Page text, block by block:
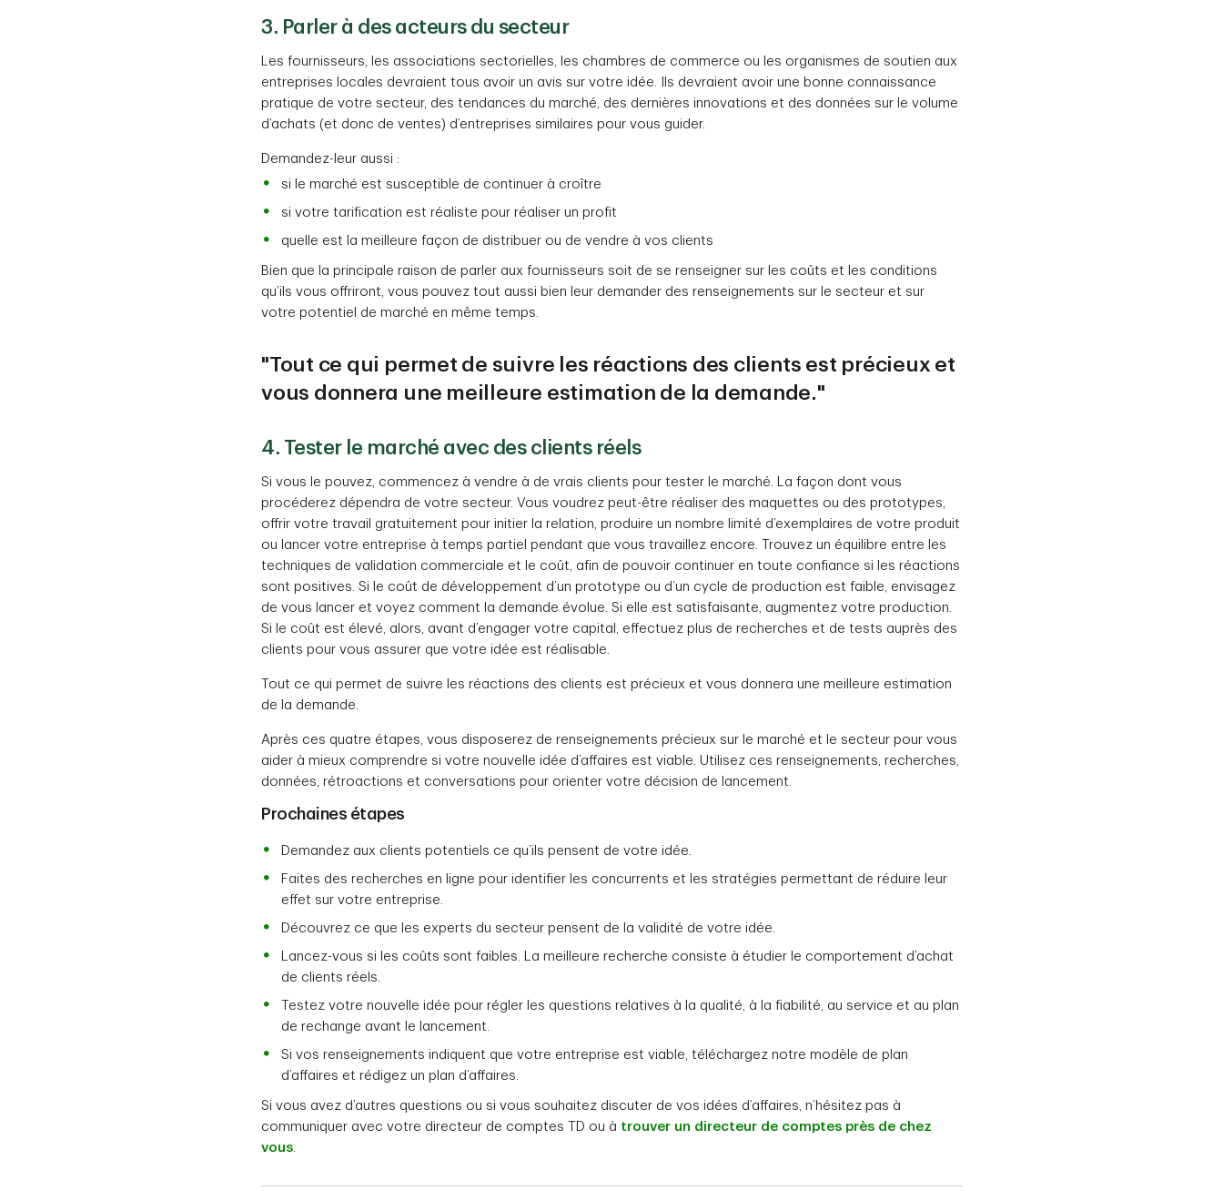
3. Parler à des acteurs du secteur
Les fournisseurs, les associations sectorielles, les chambres de commerce ou les organismes de soutien aux
entreprises locales devraient tous avoir un avis sur votre idée. Ils devraient avoir une bonne connaissance
pratique de votre secteur, des tendances du marché, des dernières innovations et des données sur le volume
d’achats (et donc de ventes) d’entreprises similaires pour vous guider.
Demandez-leur aussi :
si le marché est susceptible de continuer à croître
si votre tarification est réaliste pour réaliser un profit
quelle est la meilleure façon de distribuer ou de vendre à vos clients
Bien que la principale raison de parler aux fournisseurs soit de se renseigner sur les coûts et les conditions
qu’ils vous offriront, vous pouvez tout aussi bien leur demander des renseignements sur le secteur et sur
votre potentiel de marché en même temps.
"Tout ce qui permet de suivre les réactions des clients est précieux et
vous donnera une meilleure estimation de la demande."
4. Tester le marché avec des clients réels
Si vous le pouvez, commencez à vendre à de vrais clients pour tester le marché. La façon dont vous
procéderez dépendra de votre secteur. Vous voudrez peut-être réaliser des maquettes ou des prototypes,
offrir votre travail gratuitement pour initier la relation, produire un nombre limité d’exemplaires de votre produit
ou lancer votre entreprise à temps partiel pendant que vous travaillez encore. Trouvez un équilibre entre les
techniques de validation commerciale et le coût, afin de pouvoir continuer en toute confiance si les réactions
sont positives. Si le coût de développement d’un prototype ou d’un cycle de production est faible, envisagez
de vous lancer et voyez comment la demande évolue. Si elle est satisfaisante, augmentez votre production.
Si le coût est élevé, alors, avant d’engager votre capital, effectuez plus de recherches et de tests auprès des
clients pour vous assurer que votre idée est réalisable.
Tout ce qui permet de suivre les réactions des clients est précieux et vous donnera une meilleure estimation
de la demande.
Après ces quatre étapes, vous disposerez de renseignements précieux sur le marché et le secteur pour vous
aider à mieux comprendre si votre nouvelle idée d’affaires est viable. Utilisez ces renseignements, recherches,
données, rétroactions et conversations pour orienter votre décision de lancement.
Prochaines étapes
Demandez aux clients potentiels ce qu’ils pensent de votre idée.
Faites des recherches en ligne pour identifier les concurrents et les stratégies permettant de réduire leur
effet sur votre entreprise.
Découvrez ce que les experts du secteur pensent de la validité de votre idée.
Lancez-vous si les coûts sont faibles. La meilleure recherche consiste à étudier le comportement d’achat
de clients réels.
Testez votre nouvelle idée pour régler les questions relatives à la qualité, à la fiabilité, au service et au plan
de rechange avant le lancement.
Si vos renseignements indiquent que votre entreprise est viable, téléchargez notre modèle de plan
d’affaires et rédigez un plan d’affaires.
Si vous avez d’autres questions ou si vous souhaitez discuter de vos idées d’affaires, n’hésitez pas à
communiquer avec votre directeur de comptes TD ou à trouver un directeur de comptes près de chez
vous